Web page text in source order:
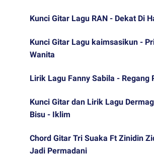
Kunci Gitar Lagu RAN - Dekat Di
Kunci Gitar Lagu kaimsasikun -
Wanita
Lirik Lagu Fanny Sabila - Regang
Kunci Gitar dan Lirik Lagu
Bisu - Iklim
Chord Gitar Tri Suaka Ft Zinidin
Jadi Permadani